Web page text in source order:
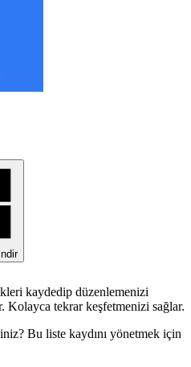
kaydedip düzenlemenizi
tekrar keşfetmenizi sağlar.
Bu liste kaydını yönetmek için